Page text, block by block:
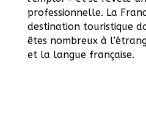
professionnelle. La
destination touristique
êtes nombreux à
et la langue française.